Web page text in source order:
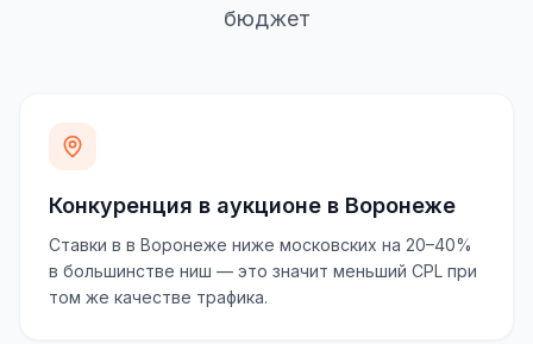
бюджет
Конкуренция в аукционе в Воронеже
Ставки в в Воронеже ниже московских на 20–40%
в большинстве ниш — это значит меньший CPL при
том же качестве трафика.